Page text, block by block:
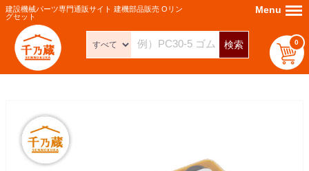
建設機械パーツ専門通販サイト 建機部品販売 Oリン
グセット
検索 0
Menu Menu